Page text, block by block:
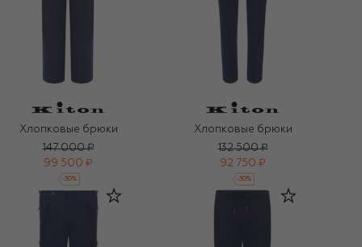
Хлопковые брюки
147 000 ₽
99 500 ₽
-30%
Хлопковые брюки
132 500 ₽
92 750 ₽
-30%